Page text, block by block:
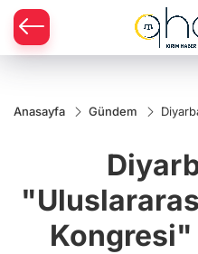
Anasayfa Gündem